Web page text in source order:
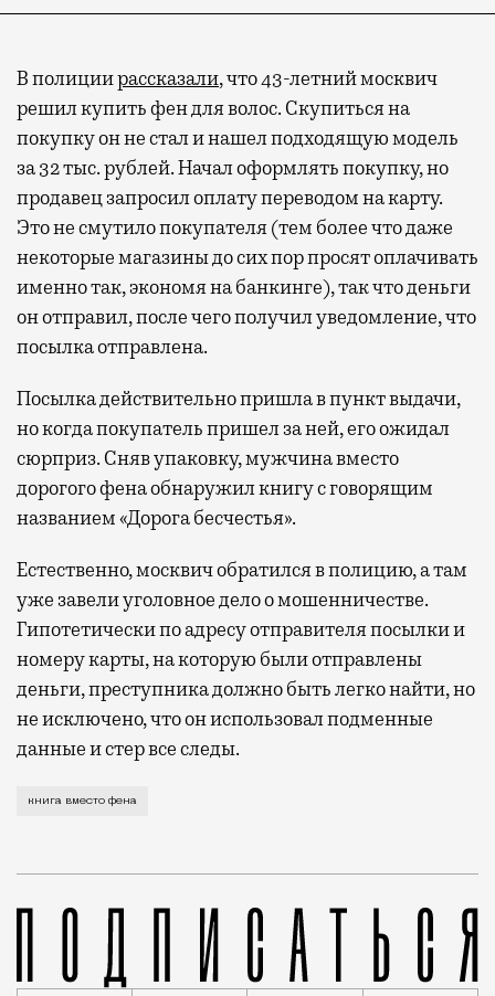
В полициирассказали, что 43-летний москвич
решил купить фен для волос. Скупиться на
покупку он не стал и нашел подходящую модель
за 32 тыс. рублей. Начал оформлять покупку, но
продавец запросил оплату переводом на карту.
Это не смутило покупателя (тем более что даже
некоторые магазины до сих пор просят оплачивать
именно так, экономя на банкинге), так что деньги
он отправил, после чего получил уведомление, что
посылка отправлена.
Посылка действительно пришла в пункт выдачи,
но когда покупатель пришел за ней, его ожидал
сюрприз. Сняв упаковку, мужчина вместо
дорогого фена обнаружил книгу с говорящим
названием «Дорога бесчестья».
Естественно, москвич обратился в полицию, а там
уже завели уголовное дело о мошенничестве.
Гипотетически по адресу отправителя посылки и
номеру карты, на которую были отправлены
деньги, преступника должно быть легко найти, но
не исключено, что он использовал подменные
данные и стер все следы.
Если не с совестью, то с чувством юмора у
книга вместо фена